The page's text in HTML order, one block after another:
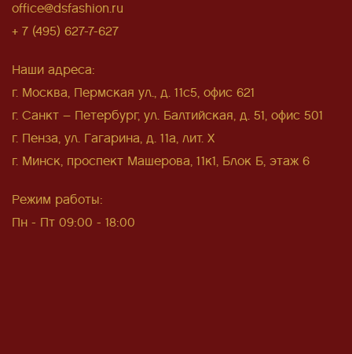
office@dsfashion.ru
+ 7 (495) 627-7-627
Наши адреса:
г. Москва, Пермская ул., д. 11с5, офис 621
г. Санкт – Петербург, ул. Балтийская, д. 51, офис 501
г. Пенза, ул. Гагарина, д. 11а, лит. Х
г. Минск, проспект Машерова, 11к1, Блок Б, этаж 6
Режим работы:
Пн - Пт 09:00 - 18:00